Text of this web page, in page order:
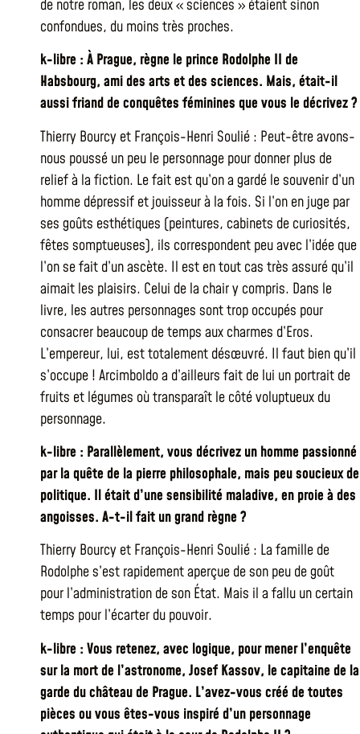
de notre roman, les deux « sciences » étaient sinon
confondues, du moins très proches.
k-libre : À Prague, règne le prince Rodolphe II de
Habsbourg, ami des arts et des sciences. Mais, était-il
aussi friand de conquêtes féminines que vous le décrivez ?
Thierry Bourcy et François-Henri Soulié : Peut-être avons-
nous poussé un peu le personnage pour donner plus de
relief à la fiction. Le fait est qu’on a gardé le souvenir d’un
homme dépressif et jouisseur à la fois. Si l’on en juge par
ses goûts esthétiques (peintures, cabinets de curiosités,
fêtes somptueuses), ils correspondent peu avec l’idée que
l’on se fait d’un ascète. Il est en tout cas très assuré qu’il
aimait les plaisirs. Celui de la chair y compris. Dans le
livre, les autres personnages sont trop occupés pour
consacrer beaucoup de temps aux charmes d’Eros.
L’empereur, lui, est totalement désœuvré. Il faut bien qu’il
s’occupe ! Arcimboldo a d’ailleurs fait de lui un portrait de
fruits et légumes où transparaît le côté voluptueux du
personnage.
k-libre : Parallèlement, vous décrivez un homme passionné
par la quête de la pierre philosophale, mais peu soucieux de
politique. Il était d’une sensibilité maladive, en proie à des
angoisses. A-t-il fait un grand règne ?
Thierry Bourcy et François-Henri Soulié : La famille de
Rodolphe s’est rapidement aperçue de son peu de goût
pour l’administration de son État. Mais il a fallu un certain
temps pour l’écarter du pouvoir.
k-libre : Vous retenez, avec logique, pour mener l’enquête
sur la mort de l’astronome, Josef Kassov, le capitaine de la
garde du château de Prague. L’avez-vous créé de toutes
pièces ou vous êtes-vous inspiré d’un personnage